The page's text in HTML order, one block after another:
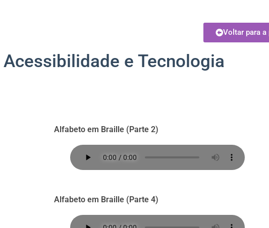
Voltar para
e Tecnologia
Alfabeto em Braille (Parte 2)
Alfabeto em Braille (Parte 4)